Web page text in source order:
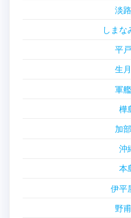
淡
しまな
平
生
軍
樺
加
沖
本
伊平
野